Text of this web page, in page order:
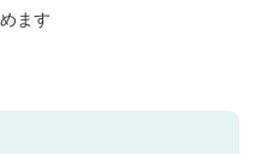
ます